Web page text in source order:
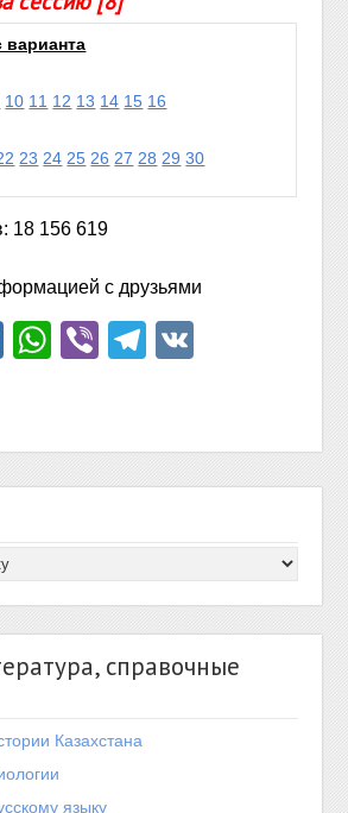
10 11 12 13 14 15 16
23 24 25 26 27 28 29 30
18 156 619
с друзьями
Mail.Ru
WhatsApp
ViberTelegram
справочные
Казахстана
языку